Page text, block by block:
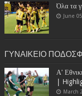
Όλα τα
June
ΓΥΝΑΙΚΕΙΟ
Α'
|
March